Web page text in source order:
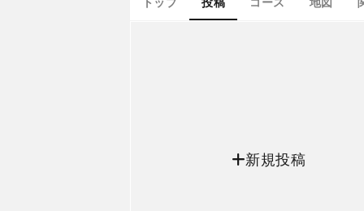
新規投稿